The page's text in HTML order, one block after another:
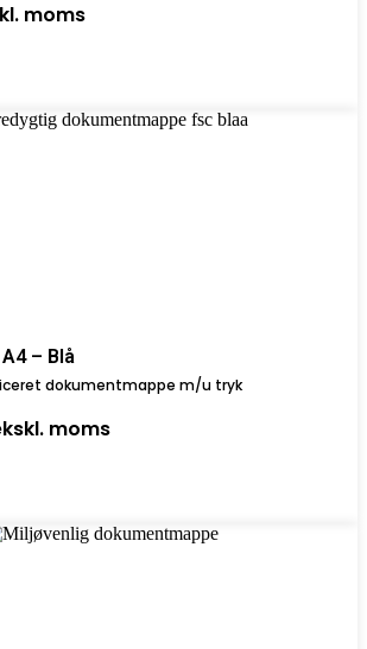
moms
– Blå
dokumentmappe m/u tryk
moms